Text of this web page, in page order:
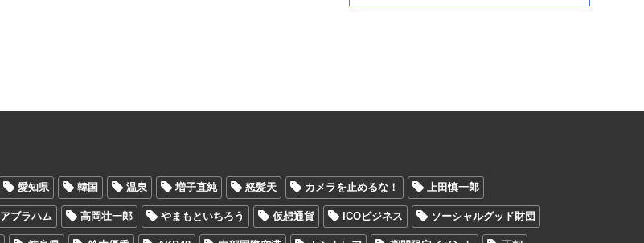
愛知県 韓国 温泉 増子直純 怒髪天 カメラを止めるな！ 上田慎一郎
アブラハム 高岡壮一郎 やまもといちろう 仮想通貨 ICOビジネス ソーシャルグッド財団